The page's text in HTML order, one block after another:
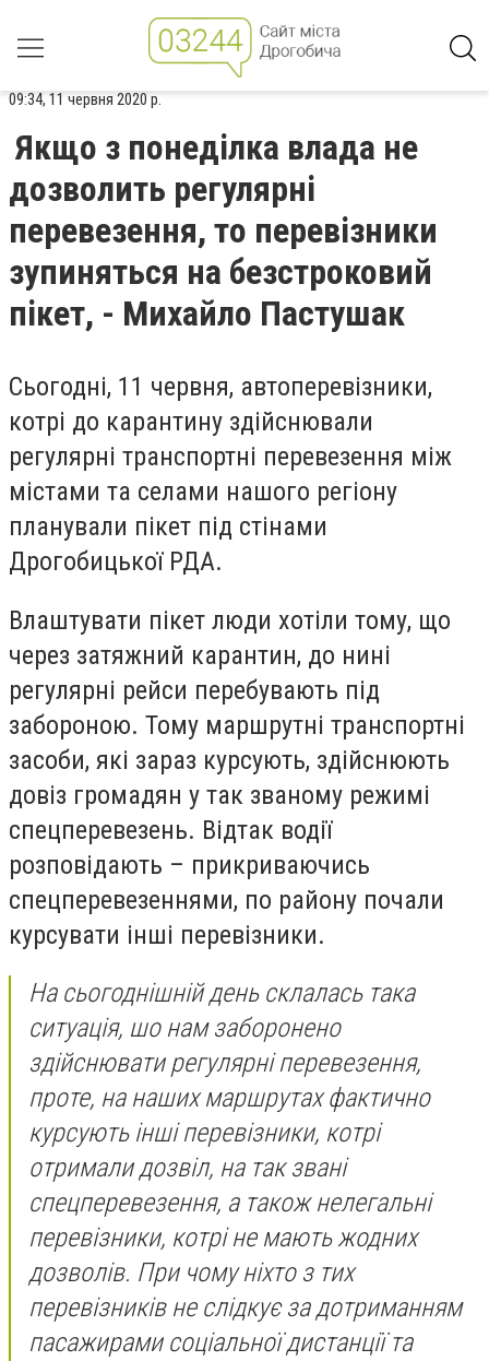
09:34, 11 червня 2020 р.
Якщо з понеділка влада не
дозволить регулярні
перевезення, то перевізники
зупиняться на безстроковий
пікет, - Михайло Пастушак
Сьогодні, 11 червня, автоперевізники,
котрі до карантину здійснювали
регулярні транспортні перевезення між
містами та селами нашого регіону
планували пікет під стінами
Дрогобицької РДА.
Влаштувати пікет люди хотіли тому, що
через затяжний карантин, до нині
регулярні рейси перебувають під
забороною. Тому маршрутні транспортні
засоби, які зараз курсують, здійснюють
довіз громадян у так званому режимі
спецперевезень. Відтак водії
розповідають – прикриваючись
спецперевезеннями, по району почали
курсувати інші перевізники.
На сьогоднішній день склалась така
ситуація, шо нам заборонено
здійснювати регулярні перевезення,
проте, на наших маршрутах фактично
курсують інші перевізники, котрі
отримали дозвіл, на так звані
спецперевезення, а також нелегальні
перевізники, котрі не мають жодних
дозволів. При чому ніхто з тих
перевізників не слідкує за дотриманням
пасажирами соціальної дистанції та